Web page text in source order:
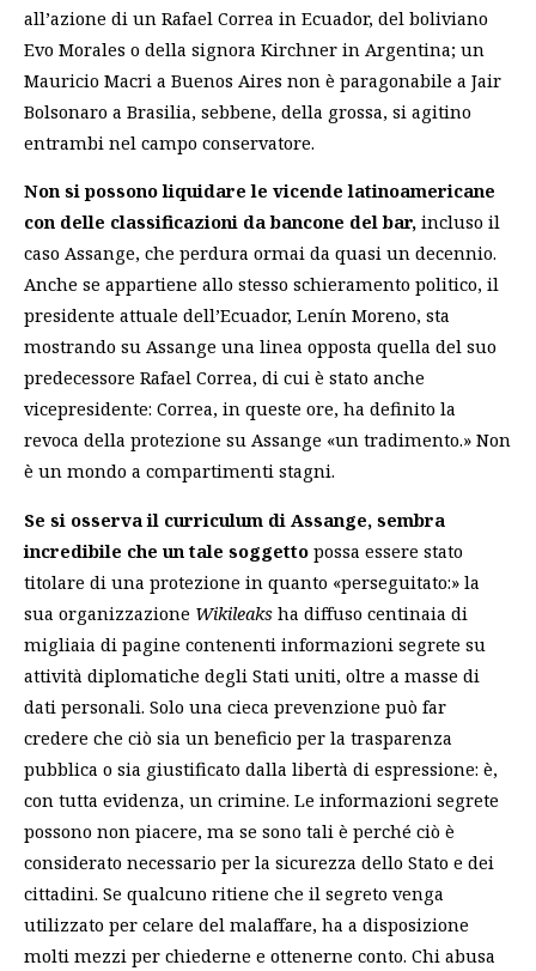
all’azione di un Rafael Correa in Ecuador, del boliviano
Evo Morales o della signora Kirchner in Argentina; un
Mauricio Macri a Buenos Aires non è paragonabile a Jair
Bolsonaro a Brasilia, sebbene, della grossa, si agitino
entrambi nel campo conservatore.
Non si possono liquidare le vicende latinoamericane
con delle classificazioni da bancone del bar, incluso il
caso Assange, che perdura ormai da quasi un decennio.
Anche se appartiene allo stesso schieramento politico, il
presidente attuale dell’Ecuador, Lenín Moreno, sta
mostrando su Assange una linea opposta quella del suo
predecessore Rafael Correa, di cui è stato anche
vicepresidente: Correa, in queste ore, ha definito la
revoca della protezione su Assange «un tradimento.» Non
è un mondo a compartimenti stagni.
Se si osserva il curriculum di Assange, sembra
incredibile che un tale soggetto possa essere stato
titolare di una protezione in quanto «perseguitato:» la
sua organizzazione Wikileaks ha diffuso centinaia di
migliaia di pagine contenenti informazioni segrete su
attività diplomatiche degli Stati uniti, oltre a masse di
dati personali. Solo una cieca prevenzione può far
credere che ciò sia un beneficio per la trasparenza
pubblica o sia giustificato dalla libertà di espressione: è,
con tutta evidenza, un crimine. Le informazioni segrete
possono non piacere, ma se sono tali è perché ciò è
considerato necessario per la sicurezza dello Stato e dei
cittadini. Se qualcuno ritiene che il segreto venga
utilizzato per celare del malaffare, ha a disposizione
molti mezzi per chiederne e ottenerne conto. Chi abusa